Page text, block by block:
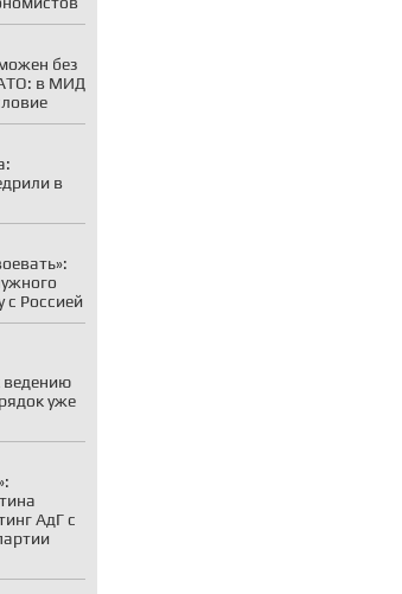
без
в МИД
в
с Россией
ведению
уже
АдГ с